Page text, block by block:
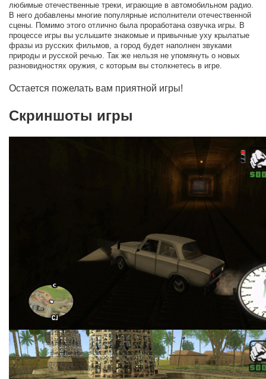
любимые отечественные треки, играющие в автомобильном радио.
В него добавлены многие популярные исполнители отечественной
сцены. Помимо этого отлично была проработана озвучка игры. В
процессе игры вы услышите знакомые и привычные уху крылатые
фразы из русских фильмов, а город будет наполнен звуками
природы и русской речью. Так же нельзя не упомянуть о новых
разновидностях оружия, с которым вы столкнетесь в игре.
Остается пожелать вам приятной игры!
Скриншоты игры